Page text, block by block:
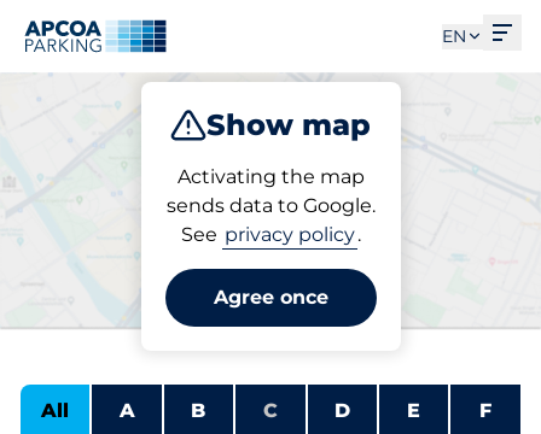
EN
Show map
Activating the map
sends data to Google.
See privacy policy.
Agree once
Subscribe
Charge
Charging points for
electric vehicles
All A B C D E F